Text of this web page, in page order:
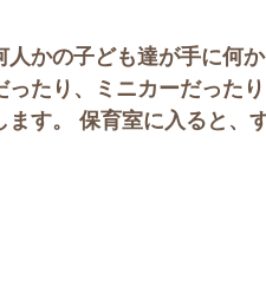
かの子ども達が手に何か
たり、ミニカーだったり
す。 保育室に入ると、